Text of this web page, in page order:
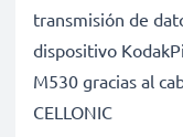
transmisión de
dispositivo
M530 gracias al
CELLONIC